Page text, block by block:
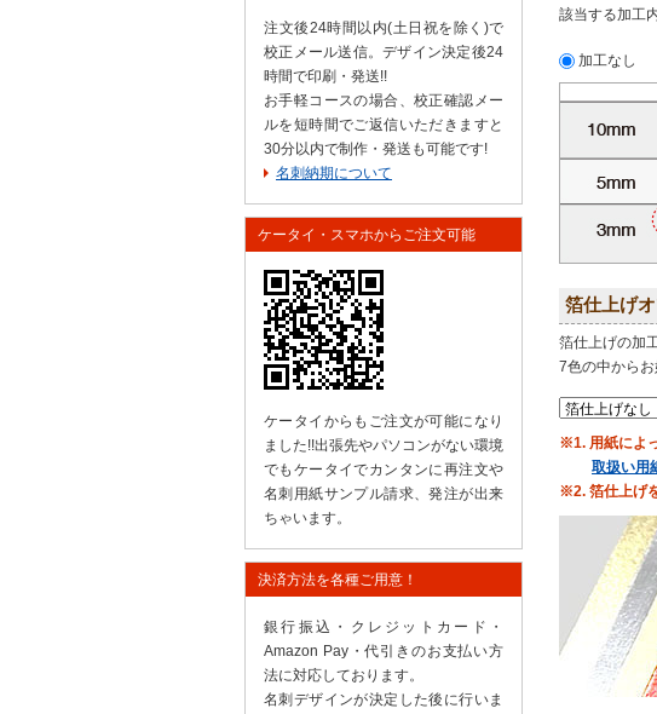
該当する加工
加工なし
箔仕上げ
箔仕上げの加
7色の中からお
※1. 用紙によ
取扱い用
※2. 箔仕上げ
注文後24時間以内(土日祝を除く)で
校正メール送信。デザイン決定後24
時間で印刷・発送!!
お手軽コースの場合、校正確認メー
ルを短時間でご返信いただきますと
30分以内で制作・発送も可能です!
名刺納期について
ケータイ・スマホからご注文可能
ケータイからもご注文が可能になり
ました!!出張先やパソコンがない環境
でもケータイでカンタンに再注文や
名刺用紙サンプル請求、発注が出来
ちゃいます。
決済方法を各種ご用意！
銀行振込・クレジットカード・
Amazon Pay・代引きのお支払い方
法に対応しております。
名刺デザインが決定した後に行いま